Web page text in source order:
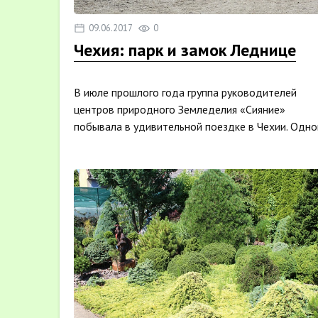
09.06.2017 0
Чехия: парк и замок Леднице
В июле прошлого года группа руководителей
центров природного Земледелия «Сияние»
побывала в удивительной поездке в Чехии.